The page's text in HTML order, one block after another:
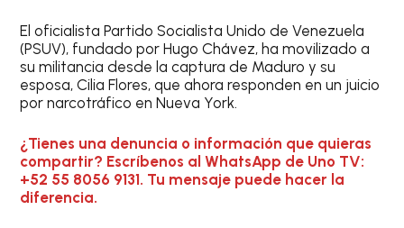
El oficialista Partido Socialista Unido de Venezuela
(PSUV), fundado por Hugo Chávez, ha movilizado a
su militancia desde la captura de Maduro y su
esposa, Cilia Flores, que ahora responden en un juicio
por narcotráfico en Nueva York.
¿Tienes una denuncia o información que quieras
compartir? Escríbenos al WhatsApp de Uno TV:
+52 55 8056 9131. Tu mensaje puede hacer la
diferencia.